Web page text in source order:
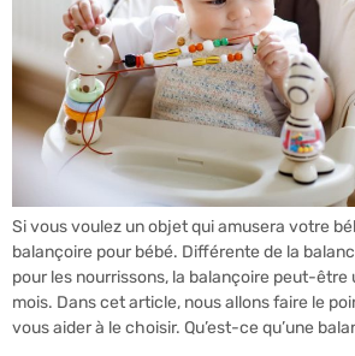
Si vous voulez un objet qui amusera votre
balançoire pour bébé. Différente de la
pour les nourrissons, la balançoire peut-être
mois. Dans cet article, nous allons faire le
vous aider à le choisir. Qu’est-ce qu’une